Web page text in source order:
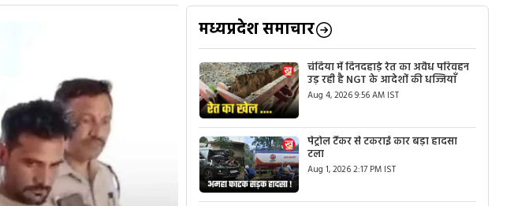
मध्यप्रदेश समाचार
चंदिया में दिनदहाड़े रेत का अवैध परिवहन
उड़ रही है NGT के आदेशों की धज्जियाँ
Aug 4, 2026 9:56 AM IST
पेट्रोल टैंकर से टकराई कार बड़ा हादसा
टला
Aug 1, 2026 2:17 PM IST